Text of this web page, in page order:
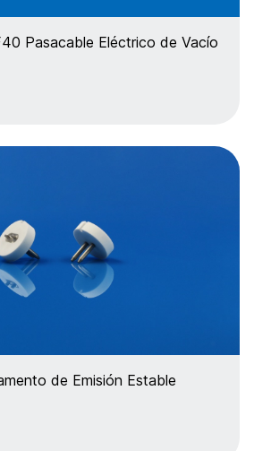
Pasacable Eléctrico de Vacío
de Emisión Estable